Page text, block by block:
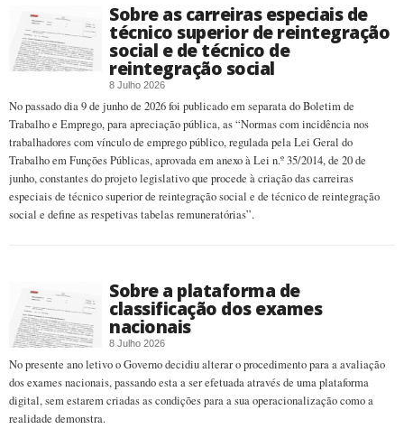
Sobre as carreiras especiais de
técnico superior de reintegração
social e de técnico de
reintegração social
8 Julho 2026
No passado dia 9 de junho de 2026 foi publicado em separata do Boletim de
Trabalho e Emprego, para apreciação pública, as “Normas com incidência nos
trabalhadores com vínculo de emprego público, regulada pela Lei Geral do
Trabalho em Funções Públicas, aprovada em anexo à Lei n.º 35/2014, de 20 de
junho, constantes do projeto legislativo que procede à criação das carreiras
especiais de técnico superior de reintegração social e de técnico de reintegração
social e define as respetivas tabelas remuneratórias”.
Sobre a plataforma de
classificação dos exames
nacionais
8 Julho 2026
No presente ano letivo o Governo decidiu alterar o procedimento para a avaliação
dos exames nacionais, passando esta a ser efetuada através de uma plataforma
digital, sem estarem criadas as condições para a sua operacionalização como a
realidade demonstra.